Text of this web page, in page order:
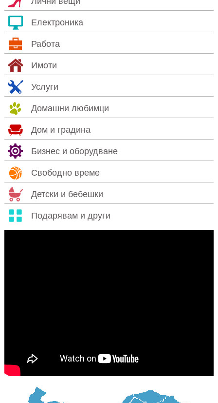
Електроника
Работа
Имоти
Услуги
Домашни любимци
Дом и градина
Бизнес и оборудване
Свободно време
Детски и бебешки
Подарявам и други